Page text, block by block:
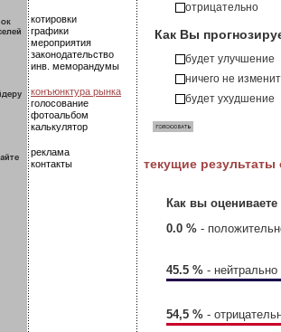
котировки
графики
мероприятия
законодательство
инв. меморандумы
конъюнктура рынка
голосование
фотоальбом
калькулятор
реклама
контакты
отрицательно
Как Вы
будет улучшение
ничего не
будет ухудшение
текущие результаты
Как вы
0.0 % -
45.5 % - нейтрально
54,5 % -